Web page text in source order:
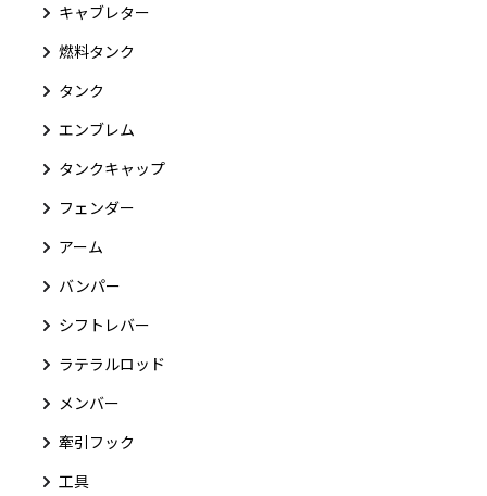
キャブレター
燃料タンク
タンク
エンブレム
タンクキャップ
フェンダー
アーム
バンパー
シフトレバー
ラテラルロッド
メンバー
牽引フック
工具